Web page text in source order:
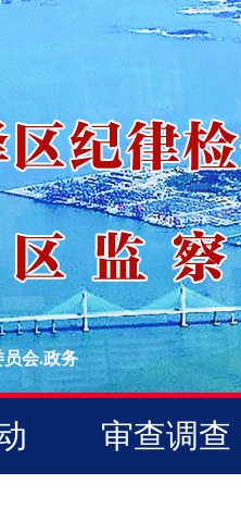
会.政务
审查调查